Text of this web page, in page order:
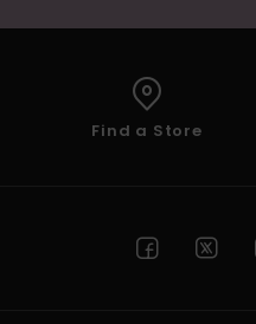
Find a Store